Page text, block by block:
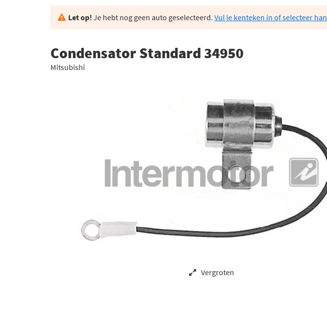
Let op! Je hebt nog geen auto geselecteerd. Vul je kenteken in of selecteer
Condensator Standard 34950
Mitsubishi
Vergroten